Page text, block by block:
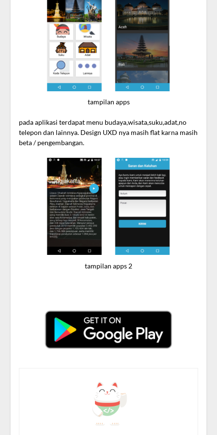
tampilan apps
pada aplikasi terdapat menu budaya,wisata,suku,adat,no
telepon dan lainnya. Design UXD nya masih flat karna masih
beta / pengembangan.
tampilan apps 2